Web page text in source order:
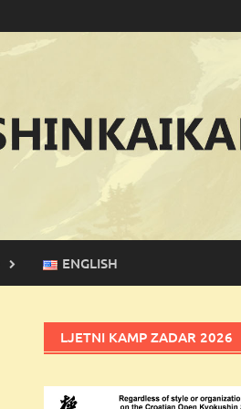
ENGLISH
LJETNI KAMP ZADAR 2026